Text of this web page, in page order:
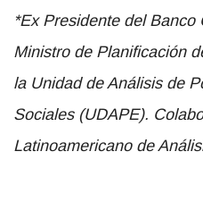
*Ex Presidente del Banco
Ministro de Planificación
la Unidad de Análisis de
Sociales (UDAPE).
Latinoamericano de